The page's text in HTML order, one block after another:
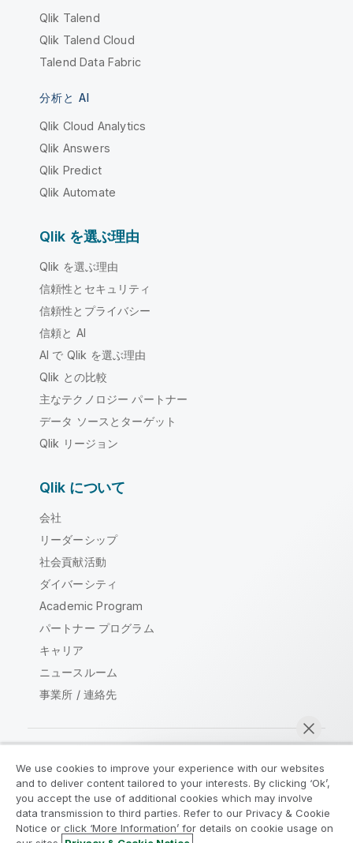
Qlik Talend
Qlik Talend Cloud
Talend Data Fabric
分析と AI
Qlik Cloud Analytics
Qlik Answers
Qlik Predict
Qlik Automate
Qlik を選ぶ理由
Qlik を選ぶ理由
信頼性とセキュリティ
信頼性とプライバシー
信頼と AI
AI で Qlik を選ぶ理由
Qlik との比較
主なテクノロジー パートナー
データ ソースとターゲット
Qlik リージョン
Qlik について
会社
リーダーシップ
社会貢献活動
ダイバーシティ
Academic Program
パートナー プログラム
キャリア
ニュースルーム
事業所 / 連絡先
Qlik コミュニティ
法的契約 製品規約
Legal Policies
リーガルポリシー
利用規約
We use cookies to improve your experience with our websites
and to deliver content tailored to your interests. By clicking ‘Ok’,
you accept the use of additional cookies which may involve
data transmission to third parties. Refer to our Privacy & Cookie
Notice or click ‘More Information’ for details on cookie usage on